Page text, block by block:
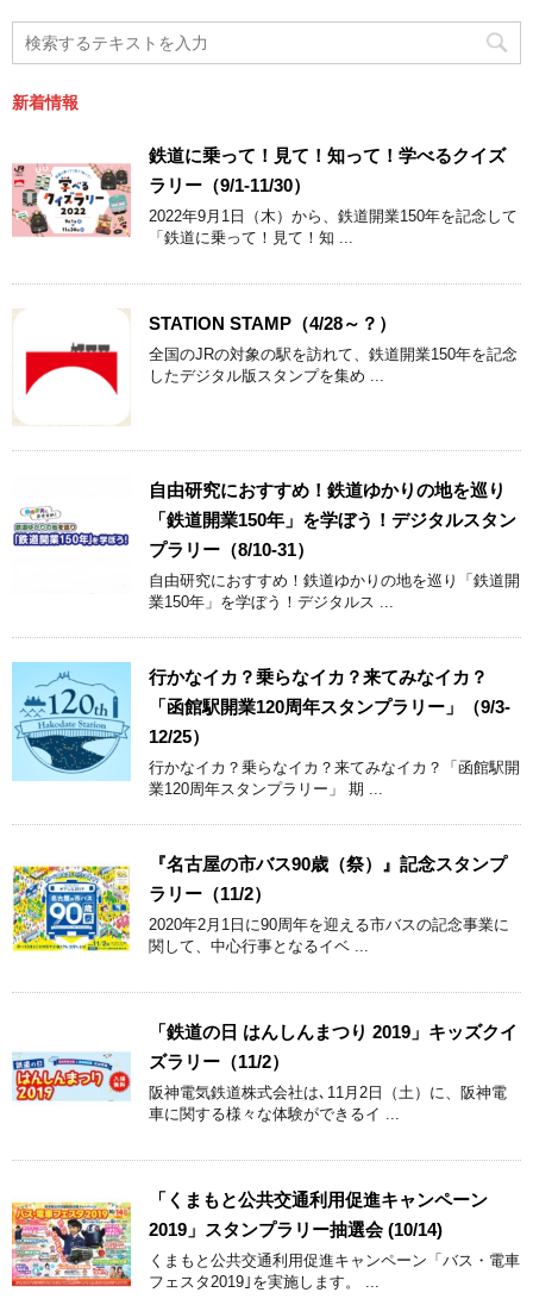
新着情報
鉄道に乗って！見て！知って！学べるクイズ
ラリー（9/1-11/30）
2022年9月1日（木）から、鉄道開業150年を記念して
「鉄道に乗って！見て！知 ...
STATION STAMP（4/28～？）
全国のJRの対象の駅を訪れて、鉄道開業150年を記念
したデジタル版スタンプを集め ...
自由研究におすすめ！鉄道ゆかりの地を巡り
「鉄道開業150年」を学ぼう！デジタルスタン
プラリー（8/10-31）
自由研究におすすめ！鉄道ゆかりの地を巡り「鉄道開
業150年」を学ぼう！デジタルス ...
行かなイカ？乗らなイカ？来てみなイカ？
「函館駅開業120周年スタンプラリー」（9/3-
12/25）
行かなイカ？乗らなイカ？来てみなイカ？「函館駅開
業120周年スタンプラリー」 期 ...
『名古屋の市バス90歳（祭）』記念スタンプ
ラリー（11/2）
2020年2月1日に90周年を迎える市バスの記念事業に
関して、中心行事となるイベ ...
「鉄道の日 はんしんまつり 2019」キッズクイ
ズラリー（11/2）
阪神電気鉄道株式会社は､11月2日（土）に、阪神電
車に関する様々な体験ができるイ ...
「くまもと公共交通利用促進キャンペーン
2019」スタンプラリー抽選会 (10/14)
くまもと公共交通利用促進キャンペーン「バス・電車
フェスタ2019｣を実施します。 ...